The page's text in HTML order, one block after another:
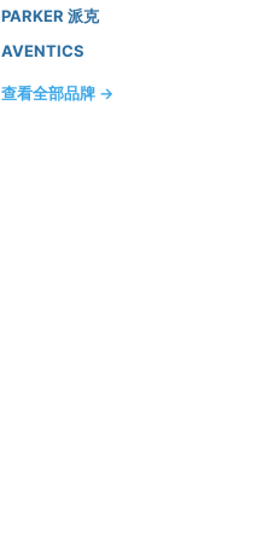
PARKER 派克
AVENTICS
查看全部品牌 →